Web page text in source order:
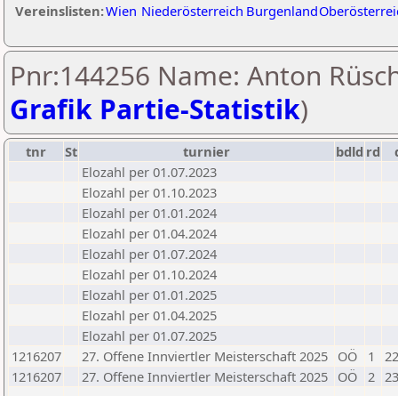
Vereinslisten:Wien Niederösterreich Burgenland
Pnr:144256 Name: Anton
Grafik Partie-Statistik)
tnr St turnier bdld rd
Elozahl per 01.07.2023
Elozahl per 01.10.2023
Elozahl per 01.01.2024
Elozahl per 01.04.2024
Elozahl per 01.07.2024
Elozahl per 01.10.2024
Elozahl per 01.01.2025
Elozahl per 01.04.2025
Elozahl per 01.07.2025
1216207
27. Offene Innviertler Meisterschaft 2025 OÖ 1
1216207
27. Offene Innviertler Meisterschaft 2025 OÖ 2